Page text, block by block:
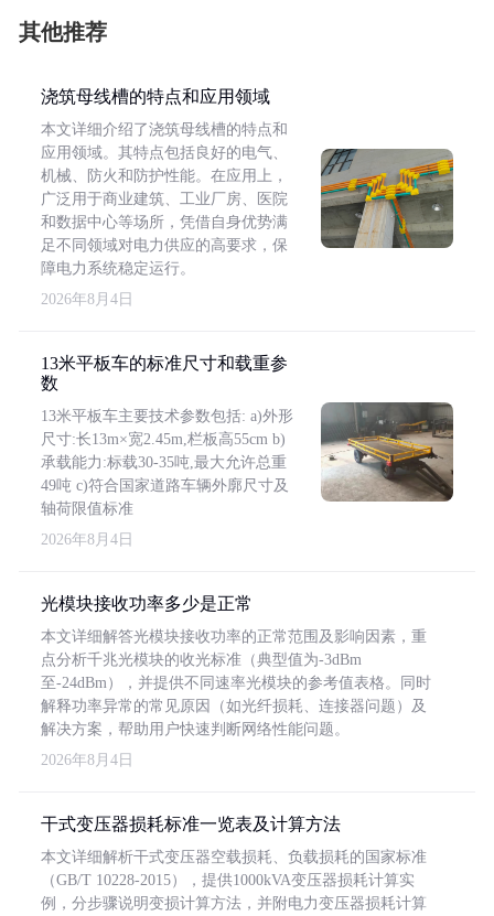
其他推荐
浇筑母线槽的特点和应用领域
本文详细介绍了浇筑母线槽的特点和
应用领域。其特点包括良好的电气、
机械、防火和防护性能。在应用上，
广泛用于商业建筑、工业厂房、医院
和数据中心等场所，凭借自身优势满
足不同领域对电力供应的高要求，保
障电力系统稳定运行。
2026年8月4日
13米平板车的标准尺寸和载重参
数
13米平板车主要技术参数包括: a)外形
尺寸:长13m×宽2.45m,栏板高55cm b)
承载能力:标载30-35吨,最大允许总重
49吨 c)符合国家道路车辆外廓尺寸及
轴荷限值标准
2026年8月4日
光模块接收功率多少是正常
本文详细解答光模块接收功率的正常范围及影响因素，重
点分析千兆光模块的收光标准（典型值为-3dBm
至-24dBm），并提供不同速率光模块的参考值表格。同时
解释功率异常的常见原因（如光纤损耗、连接器问题）及
解决方案，帮助用户快速判断网络性能问题。
2026年8月4日
干式变压器损耗标准一览表及计算方法
本文详细解析干式变压器空载损耗、负载损耗的国家标准
（GB/T 10228-2015），提供1000kVA变压器损耗计算实
例，分步骤说明变损计算方法，并附电力变压器损耗计算